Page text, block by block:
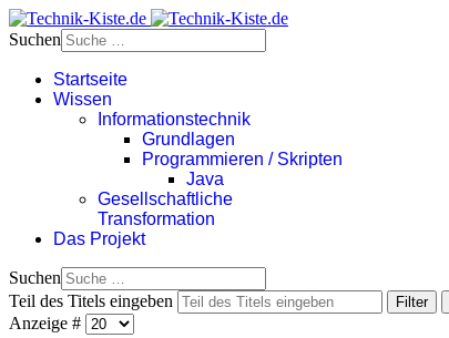
Suchen
Startseite
Wissen
Informationstechnik
Grundlagen
Programmieren / Skripten
Java
Gesellschaftliche
Transformation
Das Projekt
Suchen
Teil des Titels eingeben
Filter
Anzeige #